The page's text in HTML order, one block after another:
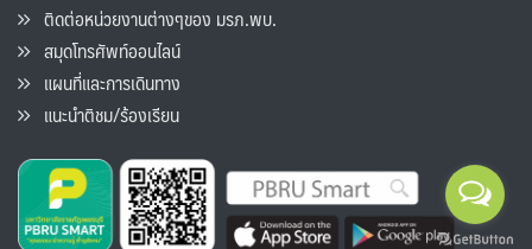
ติดต่อหน่วยงานต่างๆของ มรภ.พบ.
สมุดโทรศัพท์ออนไลน์
แผนที่และการเดินทาง
แนะนำติชม/ร้องเรียน